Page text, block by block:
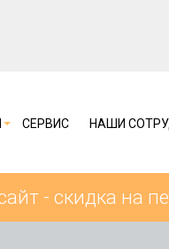
СЕРВИС НАШИ
- скидка на